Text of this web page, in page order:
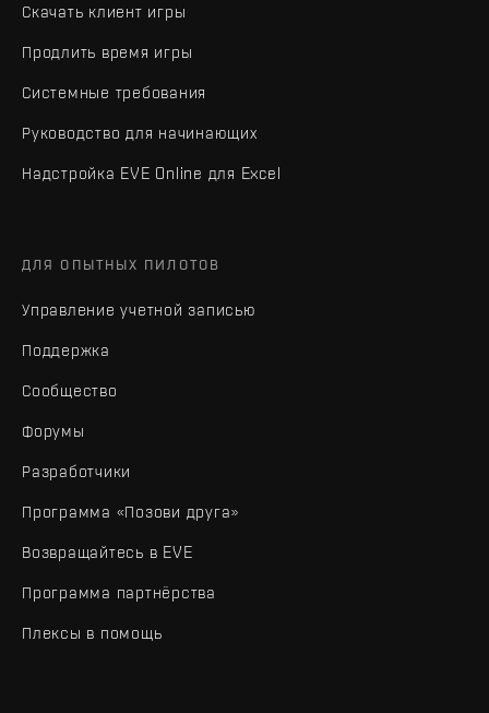
Скачать клиент игры
Продлить время игры
Системные требования
Руководство для начинающих
Надстройка EVE Online для Excel
ДЛЯ ОПЫТНЫХ ПИЛОТОВ
Управление учетной записью
Поддержка
Сообщество
Форумы
Разработчики
Программа «Позови друга»
Возвращайтесь в EVE
Программа партнёрства
Плексы в помощь